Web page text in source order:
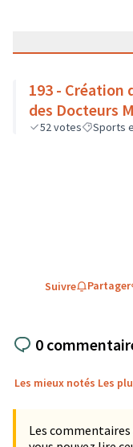
193 - Création
des Docteurs
52votes Sports
Suivre Partager
0
Les mieux notés Les
Les